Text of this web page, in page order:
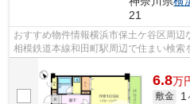
21
おすすめ物件情報横浜市保土ケ谷区周
相模鉄道本線和田町駅周辺で住まい検索
ご連絡下さい。info@kudofudosan.co.j...
6.8万
敷金 1